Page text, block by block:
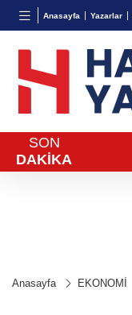
Anasayfa Yazarlar
BGN
27,9743 %-0,22
SON
DAKİKA
Anasayfa EKONOMİ